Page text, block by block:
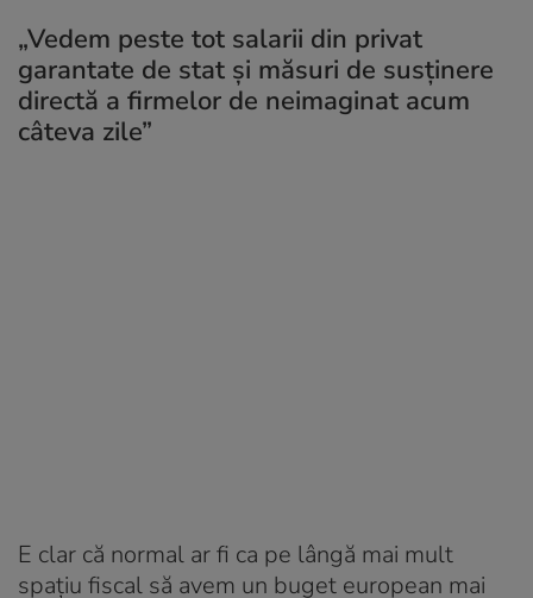
„Vedem peste tot salarii din privat
garantate de stat și măsuri de susținere
directă a firmelor de neimaginat acum
câteva zile”
E clar că normal ar fi ca pe lângă mai mult
spațiu fiscal să avem un buget european mai